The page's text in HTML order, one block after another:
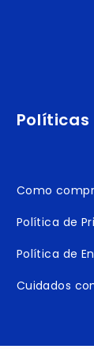
Políticas
Como
Política de
Política de
Cuidados